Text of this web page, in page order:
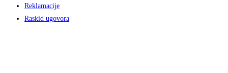
Reklamacije
Raskid ugovora